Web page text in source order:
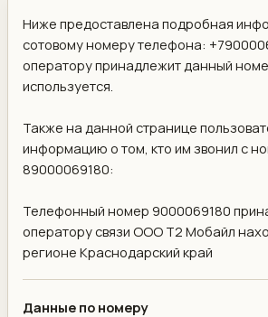
Ниже предоставлена подробная
сотовому номеру телефона:
оператору принадлежит данный
используется.
Также на данной странице
информацию о том, кто им звонил с
89000069180:
Телефонный номер 9000069180
оператору связи ООО Т2 Мобайл
регионе Краснодарский край
Данные по номеру